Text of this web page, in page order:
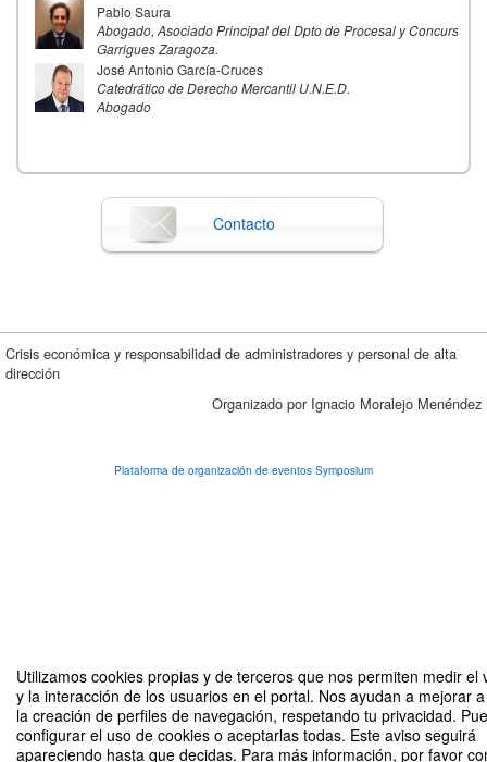
Utilizamos cookies propias y de terceros que nos permiten medir el
y la interacción de los usuarios en el portal. Nos ayudan a mejorar
la creación de perfiles de navegación, respetando tu privacidad.
configurar el uso de cookies o aceptarlas todas. Este aviso seguirá
apareciendo hasta que decidas. Para más información, por favor
Pablo Saura
Abogado, Asociado Principal del Dpto de Procesal y Concursal.
Garrigues Zaragoza.
José Antonio García-Cruces
Catedrático de Derecho Mercantil U.N.E.D.
Abogado
Contacto
Crisis económica y responsabilidad de administradores y personal de alta
dirección
Organizado por Ignacio Moralejo Menéndez
Plataforma de organización de eventos Symposium